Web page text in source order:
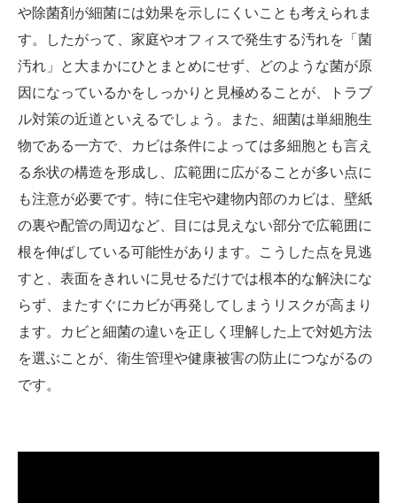
や除菌剤が細菌には効果を示しにくいことも考えられま
す。したがって、家庭やオフィスで発生する汚れを「菌
汚れ」と大まかにひとまとめにせず、どのような菌が原
因になっているかをしっかりと見極めることが、トラブ
ル対策の近道といえるでしょう。また、細菌は単細胞生
物である一方で、カビは条件によっては多細胞とも言え
る糸状の構造を形成し、広範囲に広がることが多い点に
も注意が必要です。特に住宅や建物内部のカビは、壁紙
の裏や配管の周辺など、目には見えない部分で広範囲に
根を伸ばしている可能性があります。こうした点を見逃
すと、表面をきれいに見せるだけでは根本的な解決にな
らず、またすぐにカビが再発してしまうリスクが高まり
ます。カビと細菌の違いを正しく理解した上で対処方法
を選ぶことが、衛生管理や健康被害の防止につながるの
です。